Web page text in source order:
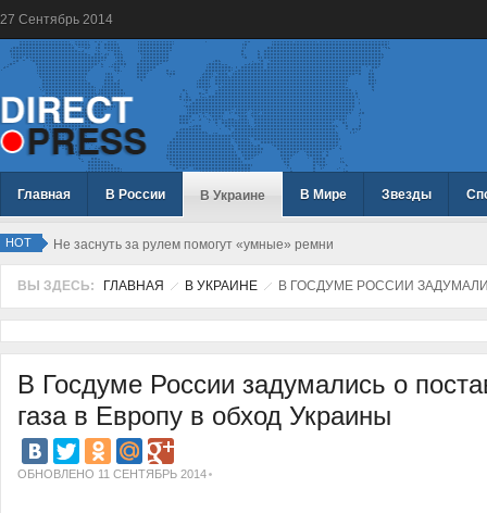
27 Сентябрь 2014
Главная В России В Украине В Мире Звезды
HOT Не заснуть за рулем помогут «умные» ремни
ВЫ ЗДЕСЬ: ГЛАВНАЯ В УКРАИНЕ В ГОСДУМЕ РОССИИ
В Госдуме России задумались о
газа в Европу в обход Украины
ОБНОВЛЕНО 11 СЕНТЯБРЬ 2014